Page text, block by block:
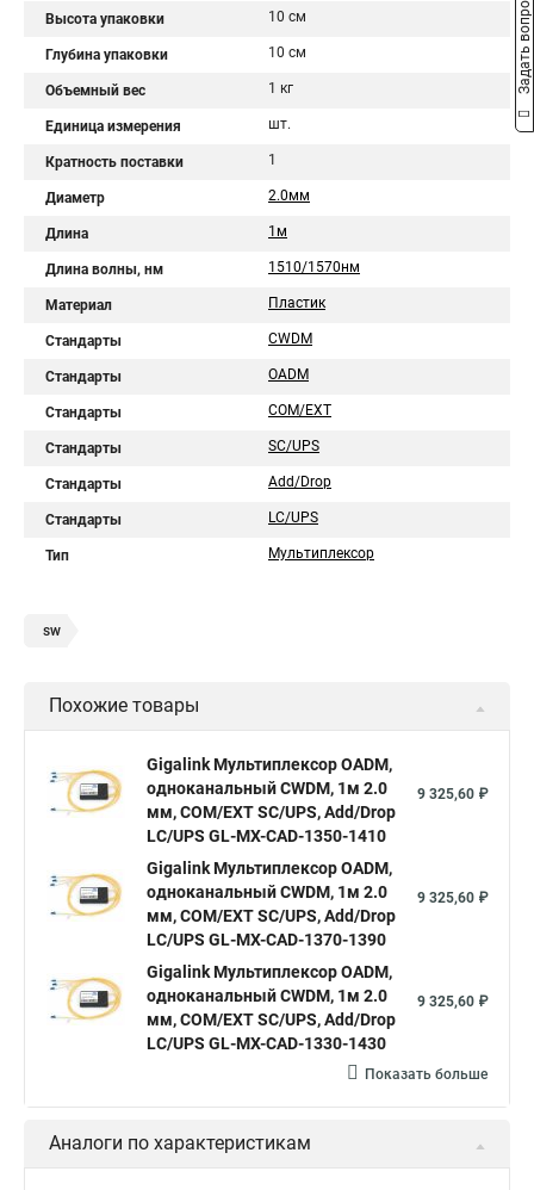
Высота упаковки 10 см
Глубина упаковки 10 см
Объемный вес 1 кг
Единица измерения шт.
Кратность поставки 1
Диаметр 2.0мм
Длина 1м
Длина волны, нм 1510/1570нм
Материал Пластик
Стандарты CWDM
Стандарты OADM
Стандарты COM/EXT
Стандарты SC/UPS
Стандарты Add/Drop
Стандарты LC/UPS
Тип Мультиплекcор
sw
Похожие товары
Gigalink Мультиплекcор OADM,
одноканальный CWDM, 1м 2.0
мм, COM/EXT SC/UPS, Add/Drop
LC/UPS GL-MX-CAD-1350-1410
9 325,60 ₽
Gigalink Мультиплекcор OADM,
одноканальный CWDM, 1м 2.0
мм, COM/EXT SC/UPS, Add/Drop
LC/UPS GL-MX-CAD-1370-1390
9 325,60 ₽
Gigalink Мультиплекcор OADM,
одноканальный CWDM, 1м 2.0
мм, COM/EXT SC/UPS, Add/Drop
LC/UPS GL-MX-CAD-1330-1430
9 325,60 ₽
Показать больше
Аналоги по характеристикам
Задать вопрос